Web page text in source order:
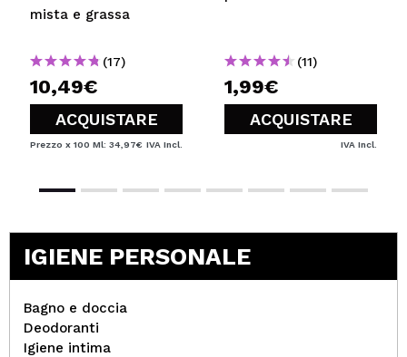
mista e grassa
(17)
10,49€
ACQUISTARE
Prezzo x 100 Ml: 34,97€ IVA Incl.
(11)
1,99€
ACQUISTARE
IVA Incl.
IGIENE PERSONALE
Bagno e doccia
Deodoranti
Igiene intima